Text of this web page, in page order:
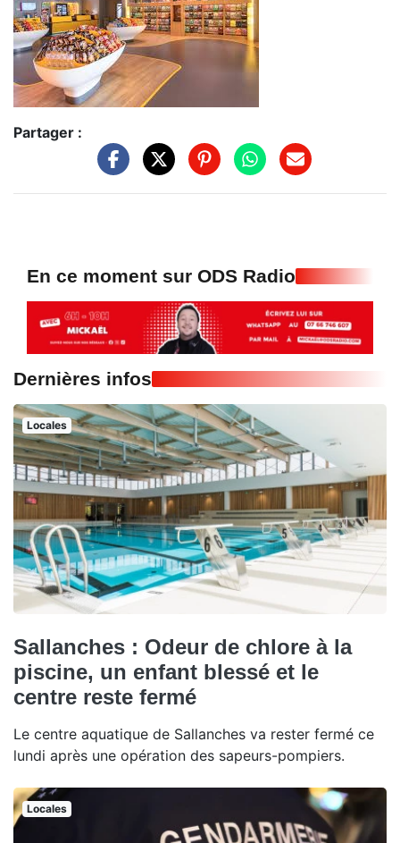
Partager :
En ce moment sur ODS Radio
Dernières infos
Locales
Sallanches : Odeur de chlore à la
piscine, un enfant blessé et le
centre reste fermé
Le centre aquatique de Sallanches va rester fermé ce
lundi après une opération des sapeurs-pompiers.
Locales